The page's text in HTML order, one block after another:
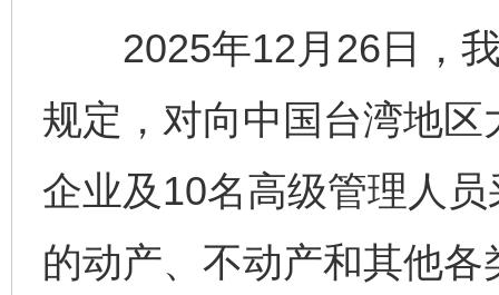
2025年12月26日，我
规定，对向中国台湾地
企业及10名高级管理人
的动产、不动产和其他